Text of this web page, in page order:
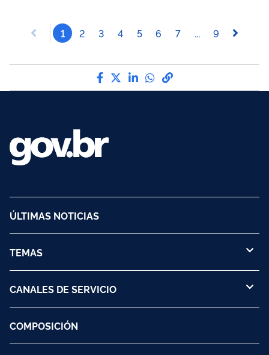
1 2 3 4 5 6 7 ... 9
Compártelo por Facebook
Compártelo por Twitter
Compártelo por LinkedIn
Compártelo por
Enlace para Copy
ÚLTIMAS NOTICIAS
TEMAS
CANALES DE SERVICIO
COMPOSICIÓN